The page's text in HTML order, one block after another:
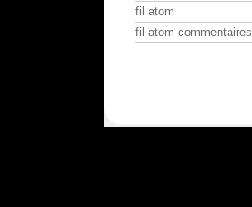
fil atom
fil atom commentaires